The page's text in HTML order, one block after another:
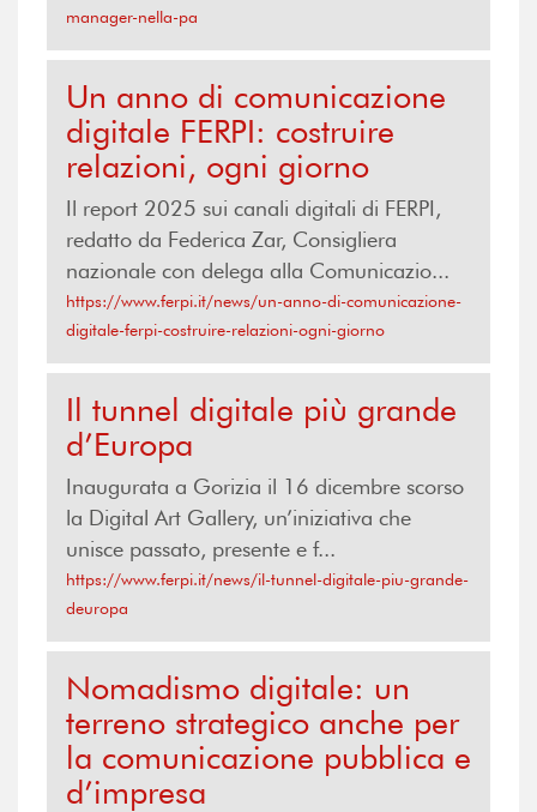
manager-nella-pa
Un anno di comunicazione
digitale FERPI: costruire
relazioni, ogni giorno
Il report 2025 sui canali digitali di FERPI,
redatto da Federica Zar, Consigliera
nazionale con delega alla Comunicazio...
https://www.ferpi.it/news/un-anno-di-comunicazione-
digitale-ferpi-costruire-relazioni-ogni-giorno
Il tunnel digitale più grande
d’Europa
Inaugurata a Gorizia il 16 dicembre scorso
la Digital Art Gallery, un’iniziativa che
unisce passato, presente e f...
https://www.ferpi.it/news/il-tunnel-digitale-piu-grande-
deuropa
Nomadismo digitale: un
terreno strategico anche per
la comunicazione pubblica e
d’impresa